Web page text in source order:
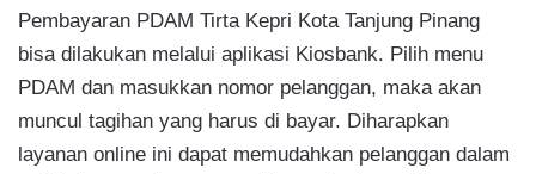
Pembayaran PDAM Tirta Kepri Kota Tanjung Pinang
bisa dilakukan melalui aplikasi Kiosbank. Pilih menu
PDAM dan masukkan nomor pelanggan, maka akan
muncul tagihan yang harus di bayar. Diharapkan
layanan online ini dapat memudahkan pelanggan dalam